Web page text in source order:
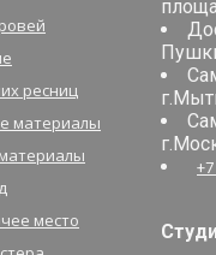
ресниц
материалы
место